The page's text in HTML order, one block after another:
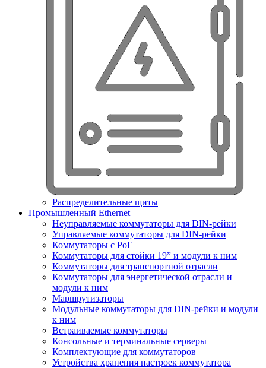
Распределительные щиты
Промышленный Ethernet
Неуправляемые коммутаторы для DIN-рейки
Управляемые коммутаторы для DIN-рейки
Коммутаторы с PoE
Коммутаторы для стойки 19” и модули к ним
Коммутаторы для транспортной отрасли
Коммутаторы для энергетической отрасли и
модули к ним
Маршрутизаторы
Модульные коммутаторы для DIN-рейки и модули
к ним
Встраиваемые коммутаторы
Консольные и терминальные серверы
Комплектующие для коммутаторов
Устройства хранения настроек коммутатора